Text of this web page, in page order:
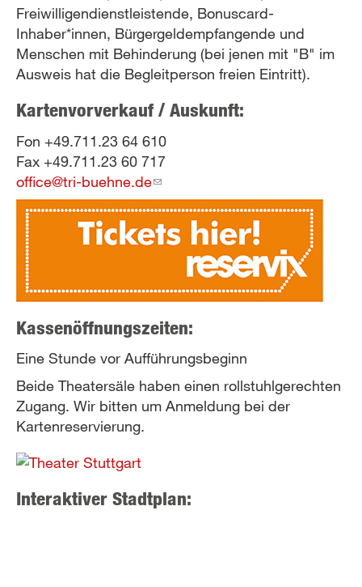
Freiwilligendienstleistende, Bonuscard-
Inhaber*innen, Bürgergeldempfangende und
Menschen mit Behinderung (bei jenen mit "B" im
Ausweis hat die Begleitperson freien Eintritt).
Kartenvorverkauf / Auskunft:
Fon +49.711.23 64 610
Fax +49.711.23 60 717
office@tri-buehne.de(link
sends
e-
mail)
Kassenöffnungszeiten:
Eine Stunde vor Aufführungsbeginn
Beide Theatersäle haben einen rollstuhlgerechten
Zugang. Wir bitten um Anmeldung bei der
Kartenreservierung.
Interaktiver Stadtplan: